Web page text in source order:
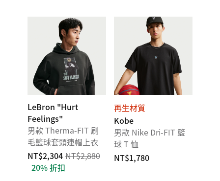
LeBron "Hurt
Feelings"
男款 Therma-FIT 刷
毛籃球套頭連帽上衣
NT$2,304 NT$2,880
20% 折扣
再生材質
Kobe
男款 Nike Dri-FIT 籃
球 T 恤
NT$1,780